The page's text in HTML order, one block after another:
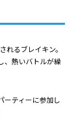
るブレイキン。
、熱いバトルが繰
ーティーに参加し